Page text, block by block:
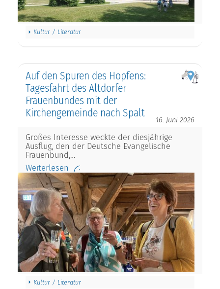
Kultur / Literatur
Auf den Spuren des Hopfens:
Tagesfahrt des Altdorfer
Frauenbundes mit der
Kirchengemeinde nach Spalt
16. Juni 2026
Großes Interesse weckte der diesjährige
Ausflug, den der Deutsche Evangelische
Frauenbund,…
Weiterlesen
Kultur / Literatur